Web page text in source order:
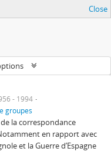
Close
- 1994
groupes
la correspondance
en rapport avec
et la Guerre d’Espagne